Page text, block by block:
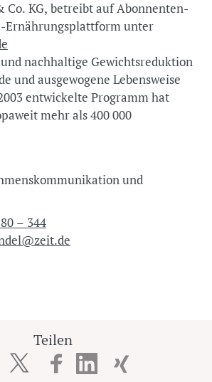
Co. KG, betreibt auf Abonnenten-
Ernährungsplattform unter
nachhaltige Gewichtsreduktion
und ausgewogene Lebensweise
entwickelte Programm hat
mehr als 400 000
– 344
Teilen